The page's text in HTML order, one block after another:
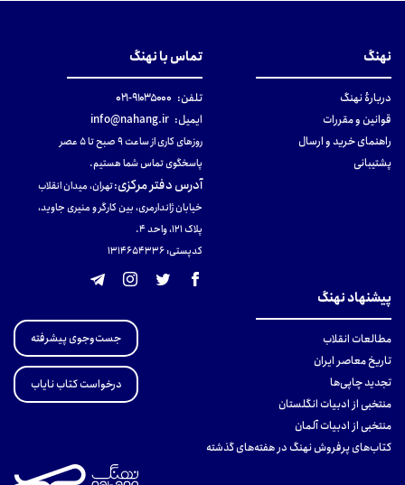
نهنگ
دربارهٔ نهنگ
قوانین و مقررات
راهنمای خرید و ارسال
پشتیبانی
تماس با نهنگ
تلفن: ۹۱۰۳۵۰۰۰-۰۲۱
ایمیل: info@nahang.ir
روزهای کاری از ساعت ۹ صبح تا ۵ عصر
پاسخگوی تماس شما هستیم.
آدرس دفتر مرکزی:تهران، میدان انقلاب
خیابان ژاندارمری، بین کارگر و منیری جاوید،
پلاک 121، واحد ۴.
کدپستی: 131465433۶
پیشنهاد نهنگ
مطالعات انقلاب
تاریخ معاصر ایران
تجدید چاپی‌ها
منتخبی از ادبیات انگلستان
منتخبی از ادبیات آلمان
کتاب‌های پرفروش نهنگ در هفته‌های گذشته
جست‌وجوی پیشرفته
درخواست کتاب نایاب